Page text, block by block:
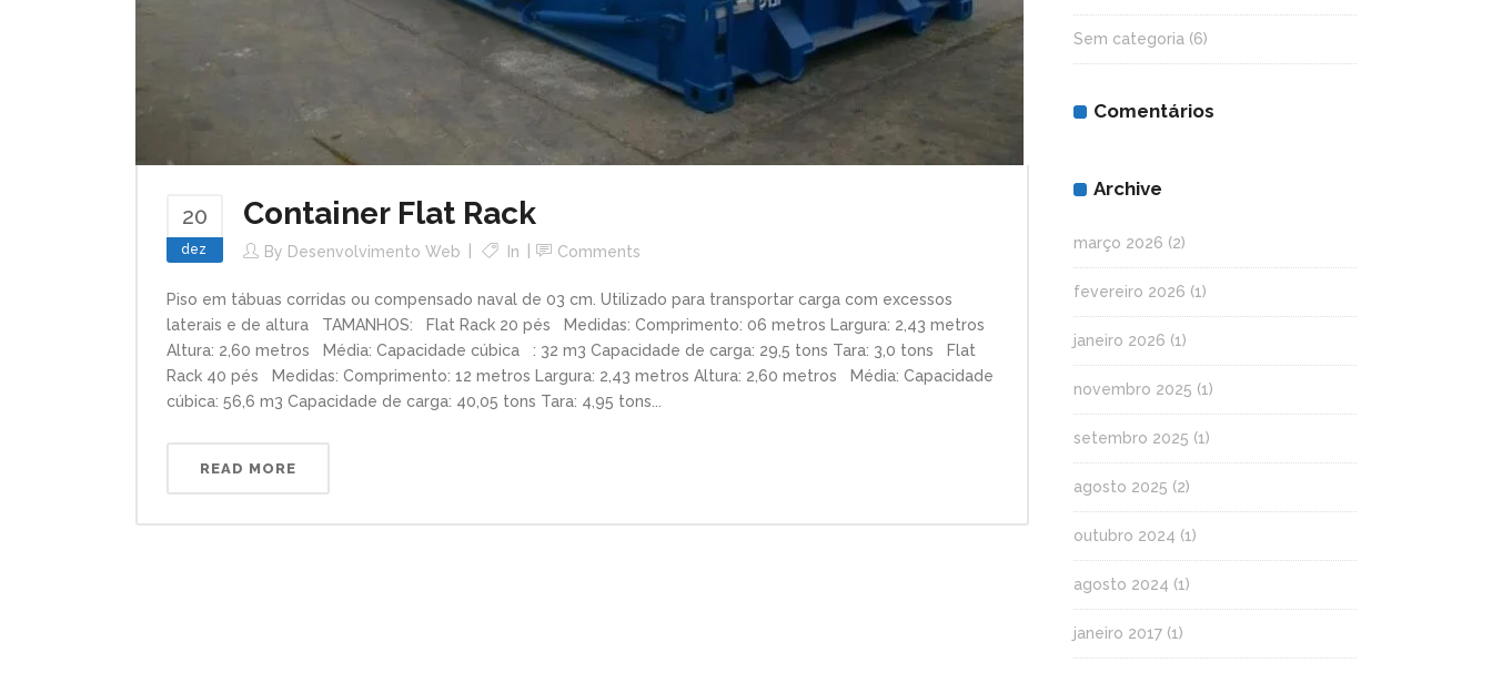
20
dez
Container Flat Rack
By Desenvolvimento Web In Comments
Piso em tábuas corridas ou compensado naval de 03 cm. Utilizado para transportar carga com excessos
laterais e de altura TAMANHOS: Flat Rack 20 pés Medidas: Comprimento: 06 metros Largura: 2,43 metros
Altura: 2,60 metros Média: Capacidade cúbica : 32 m3 Capacidade de carga: 29,5 tons Tara: 3,0 tons Flat
Rack 40 pés Medidas: Comprimento: 12 metros Largura: 2,43 metros Altura: 2,60 metros Média: Capacidade
cúbica: 56,6 m3 Capacidade de carga: 40,05 tons Tara: 4,95 tons...
READ MORE
Sem categoria (6)
Comentários
Archive
março 2026 (2)
fevereiro 2026 (1)
janeiro 2026 (1)
novembro 2025 (1)
setembro 2025 (1)
agosto 2025 (2)
outubro 2024 (1)
agosto 2024 (1)
janeiro 2017 (1)